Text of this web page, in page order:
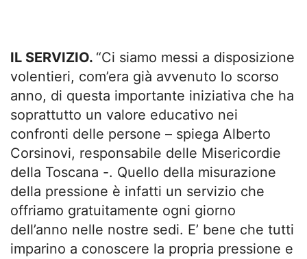
IL SERVIZIO. “Ci siamo messi a disposizione
volentieri, com’era già avvenuto lo scorso
anno, di questa importante iniziativa che ha
soprattutto un valore educativo nei
confronti delle persone – spiega Alberto
Corsinovi, responsabile delle Misericordie
della Toscana -. Quello della misurazione
della pressione è infatti un servizio che
offriamo gratuitamente ogni giorno
dell’anno nelle nostre sedi. E’ bene che tutti
imparino a conoscere la propria pressione e